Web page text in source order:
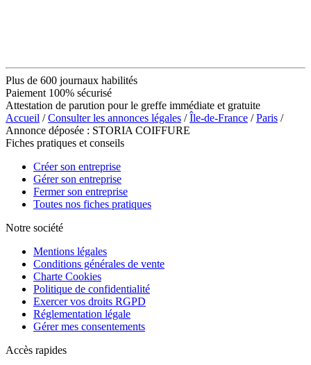
Plus de 600 journaux habilités
Paiement 100% sécurisé
Attestation de parution pour le greffe immédiate et gratuite
Accueil /Consulter les annonces légales /Île-de-France /Paris /
Annonce déposée : STORIA COIFFURE
Fiches pratiques et conseils
Créer son entreprise
Gérer son entreprise
Fermer son entreprise
Toutes nos fiches pratiques
Notre société
Mentions légales
Conditions générales de vente
Charte Cookies
Politique de confidentialité
Exercer vos droits RGPD
Réglementation légale
Gérer mes consentements
Accès rapides